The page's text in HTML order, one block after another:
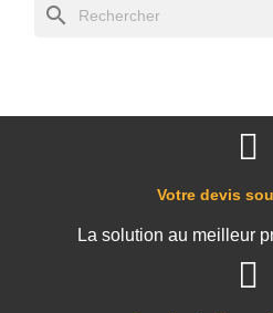
search
Votre devis
La solution au meilleur